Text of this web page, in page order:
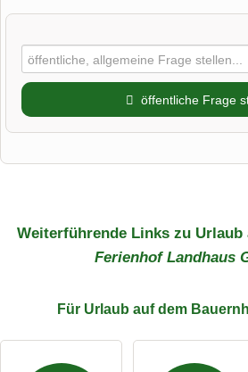
öffentliche Frage
Weiterführende Links zu Urlaub
Ferienhof Landhaus
Für Urlaub auf dem